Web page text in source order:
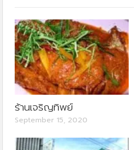
ร้านเจริญทิพย์
September 15, 2020